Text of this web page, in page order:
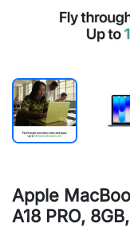
Apple
A18 PRO,